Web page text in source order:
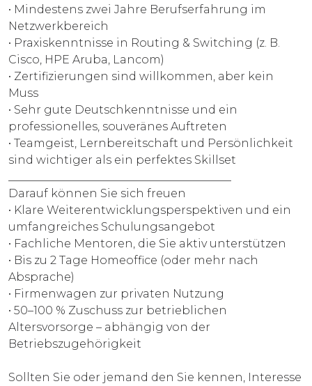
• Mindestens zwei Jahre Berufserfahrung im
Netzwerkbereich
• Praxiskenntnisse in Routing & Switching (z. B.
Cisco, HPE Aruba, Lancom)
• Zertifizierungen sind willkommen, aber kein
Muss
• Sehr gute Deutschkenntnisse und ein
professionelles, souveränes Auftreten
• Teamgeist, Lernbereitschaft und Persönlichkeit
sind wichtiger als ein perfektes Skillset
Darauf können Sie sich freuen
• Klare Weiterentwicklungsperspektiven und ein
umfangreiches Schulungsangebot
• Fachliche Mentoren, die Sie aktiv unterstützen
• Bis zu 2 Tage Homeoffice (oder mehr nach
Absprache)
• Firmenwagen zur privaten Nutzung
• 50–100 % Zuschuss zur betrieblichen
Altersvorsorge – abhängig von der
Betriebszugehörigkeit
Sollten Sie oder jemand den Sie kennen, Interesse